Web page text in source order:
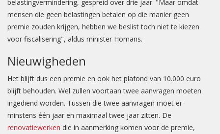
belastingvermindering, gespreid over drie jaar. "Maar omdat
mensen die geen belastingen betalen op die manier geen
premie zouden krijgen, hebben we beslist toch niet te kiezen
voor fiscalisering", aldus minister Homans.
Nieuwigheden
Het blijft dus een premie en ook het plafond van 10.000 euro
blijft behouden. Wel zullen voortaan twee aanvragen moeten
ingediend worden. Tussen die twee aanvragen moet er
minstens één jaar en maximaal twee jaar zitten. De
renovatiewerken die in aanmerking komen voor de premie,